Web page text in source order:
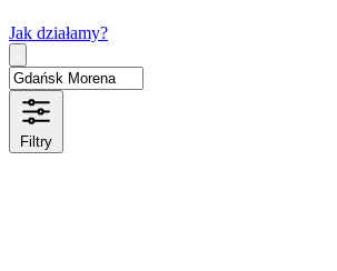
Jak działamy?
Filtry